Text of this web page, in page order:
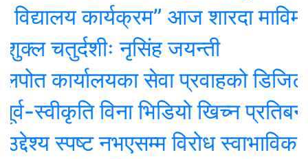
कार्यक्रम” आज शारदा
नृसिंह जयन्ती
सेवा प्रवाहको डिजिटल
विना भिडियो खिच्न प्रतिबन्ध
स्पष्ट नभएसम्म विरोध स्वाभाविकः